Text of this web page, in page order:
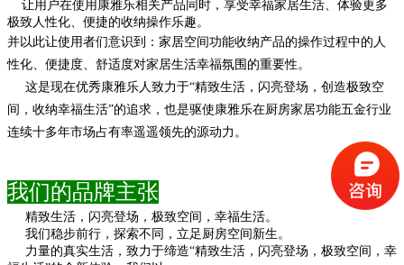
让用户在使用康雅乐相关产品同时 ， 享受幸福家居生活
体验更多
极致人性化
便捷的收纳操作乐趣 。
并以此让使用者们意识到 ： 家居空间功能收纳产品的操作过程中的人
性化
便捷度 舒适度对家居生活幸福氛围的重要性 。
这是现在优秀康雅乐人致力于“精致生活，闪亮登场， 创造极致空
间 ， 收纳幸福生活”的追求 ， 也是驱使康雅乐在厨房家居功能五金行业
连续十多年市场占有率遥遥领先的源动力 。
我们的品牌主张
精致生活，闪亮登场，极致空间，幸福生活。
我们稳步前行，探索不同，立足厨房空间新生。
力量的真实生活，致力于缔造“精致生活，闪亮登场，极致空间，幸